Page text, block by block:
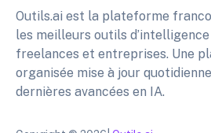
Outils.ai est la plateforme
les meilleurs outils
freelances et entreprises. Une
organisée mise à jour
dernières avancées en IA.